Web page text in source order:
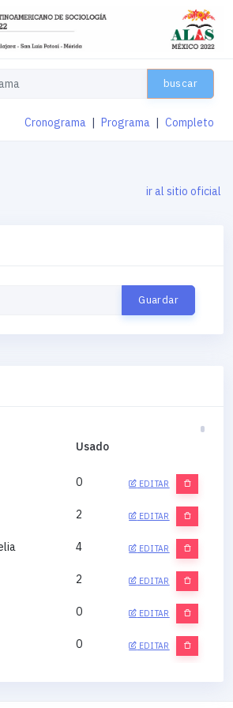
buscar
Cronograma Programa Completo
ir al sitio oficial
Usado
0 EDITAR
2 EDITAR
4 EDITAR
2 EDITAR
0 EDITAR
0 EDITAR